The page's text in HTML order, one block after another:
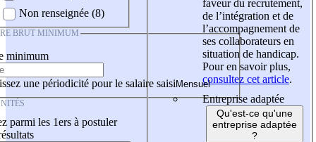
Non renseignée (8)
BRUT MINIMUM
minimum
une périodicité pour le salaire saisi
parmi les 1ers à postuler
faveur du recrutement,
de l’intégration et de
l’accompagnement de
ses collaborateurs en
situation de handicap.
Pour en savoir plus,
consultez cet article.
Entreprise adaptée
Qu'est-ce qu'une
entreprise adaptée
?